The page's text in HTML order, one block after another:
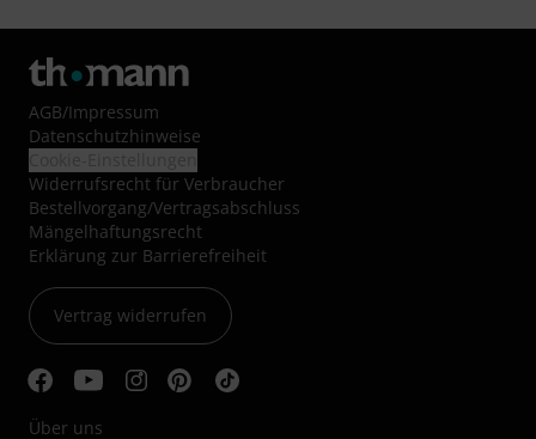
AGB/Impressum
Datenschutzhinweise
Widerrufsrecht für Verbraucher
Bestellvorgang/Vertragsabschluss
Mängelhaftungsrecht
Erklärung zur Barrierefreiheit
Vertrag widerrufen
Über uns